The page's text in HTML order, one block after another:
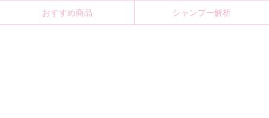
おすすめ商品 シャンプー解析